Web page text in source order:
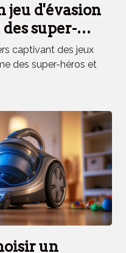
jeu d'évasion
super-
la cohésion
captivant des jeux
des super-héros et
un